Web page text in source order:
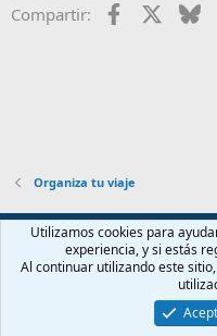
o
Compartir: Facebook
Organiza tu viaje
Español (ES)
Contáctanos
Términos y
Community platform by XenForo®
Utilizamos cookies para
experiencia, y si estás
Al continuar utilizando este